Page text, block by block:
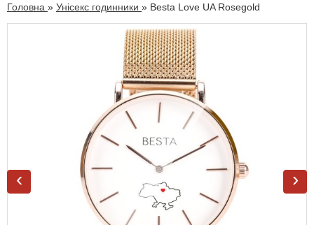
Головна » Унісекс годинники » Besta Love UA Rosegold
‹ ›